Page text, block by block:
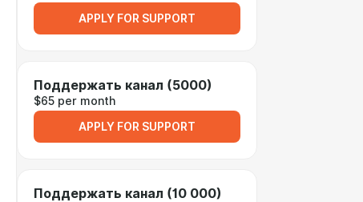
APPLY FOR SUPPORT
Поддержать канал (5000)
$65 per month
APPLY FOR SUPPORT
Поддержать канал (10 000)